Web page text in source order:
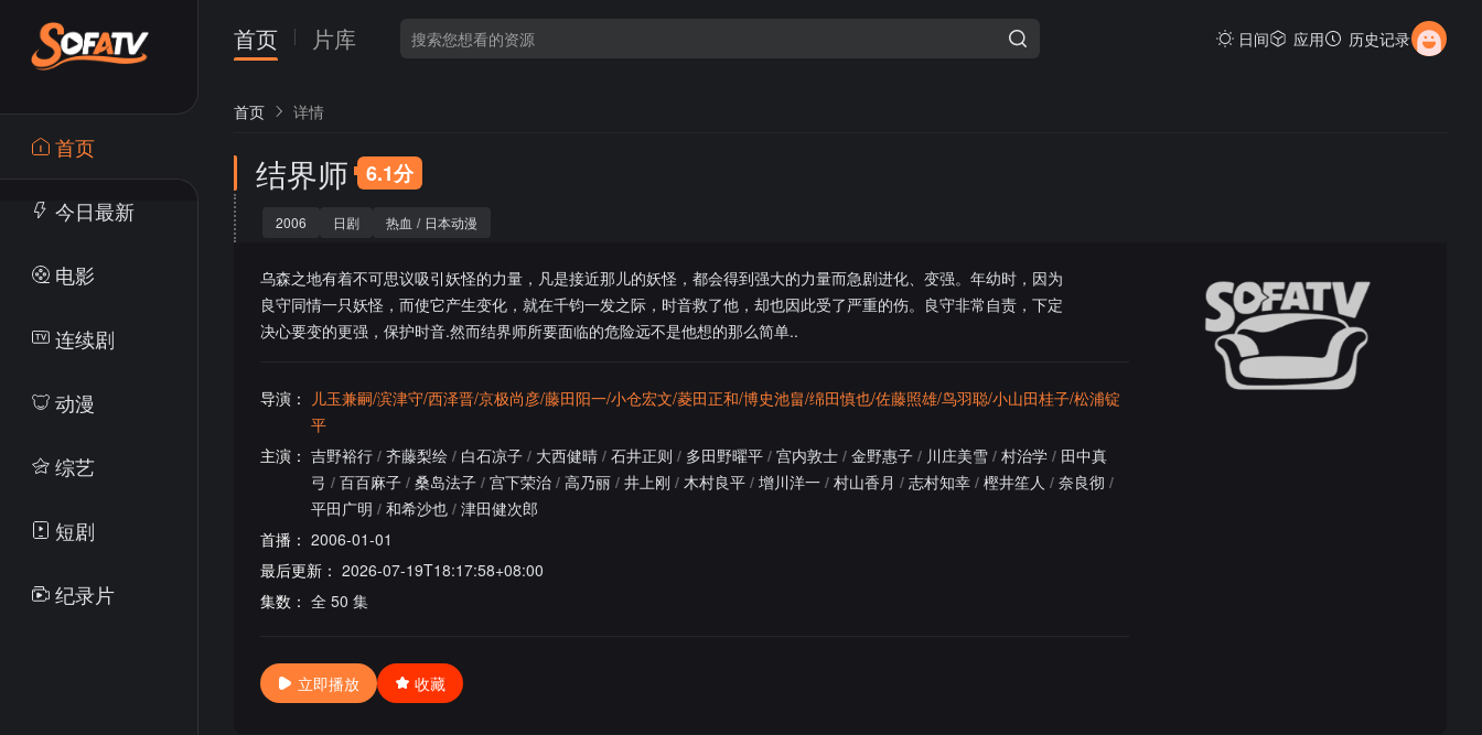
首页
今日最新
电影
连续剧
动漫
综艺
短剧
纪录片
首页 片库 日间 应用 历史记录
首页 详情
结界师 6.1分
2006 日剧 热血 / 日本动漫
乌森之地有着不可思议吸引妖怪的力量，凡是接近那儿的妖怪，都会得到强大的力量而急剧进化、变强。年幼时，因为
良守同情一只妖怪，而使它产生变化，就在千钧一发之际，时音救了他，却也因此受了严重的伤。良守非常自责，下定
决心要变的更强，保护时音.然而结界师所要面临的危险远不是他想的那么简单..
导演： 儿玉兼嗣/滨津守/西泽晋/京极尚彦/藤田阳一/小仓宏文/菱田正和/博史池畠/绵田慎也/佐藤照雄/鸟羽聪/小山田桂子/松浦锭
平
主演： 吉野裕行 / 齐藤梨绘 / 白石凉子 / 大西健晴 / 石井正则 / 多田野曜平 / 宫内敦士 / 金野惠子 / 川庄美雪 / 村治学 / 田中真
弓 / 百百麻子 / 桑岛法子 / 宫下荣治 / 高乃丽 / 井上刚 / 木村良平 / 增川洋一 / 村山香月 / 志村知幸 / 樫井笙人 / 奈良彻 /
平田广明 / 和希沙也 / 津田健次郎
首播： 2006-01-01
最后更新： 2026-07-19T18:17:58+08:00
集数： 全 50 集
立即播放 收藏